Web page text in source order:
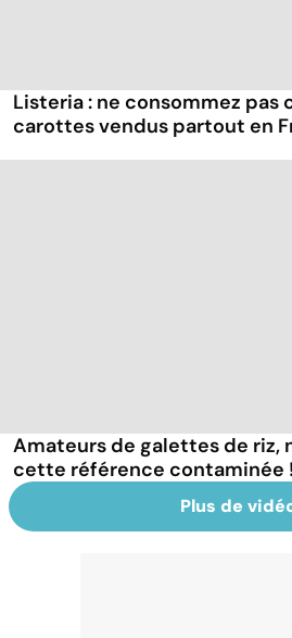
Listeria : ne consommez pas
carottes vendus partout en
Amateurs de galettes de riz,
cette référence contaminée !
Plus de